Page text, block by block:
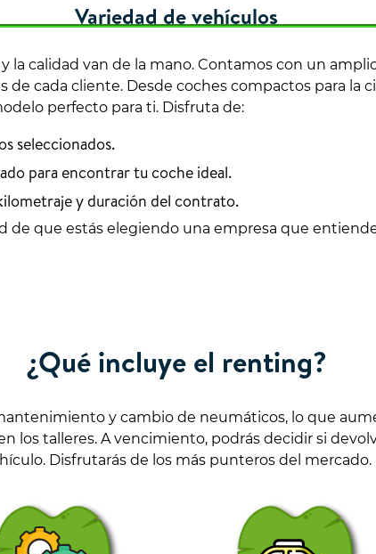
Variedad de vehículos
la calidad van de la mano. Contamos con un
de cada cliente. Desde coches compactos para la
perfecto para ti. Disfruta de:
seleccionados.
para encontrar tu coche ideal.
y duración del contrato.
de que estás elegiendo una empresa que
¿Qué incluye el renting?
y cambio de neumáticos, lo que
los talleres. A vencimiento, podrás decidir si
Disfrutarás de los más punteros del mercado.